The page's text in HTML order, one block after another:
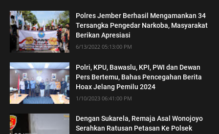
Polres Jember Berhasil Mengamankan 34
Tersangka Pengedar Narkoba, Masyarakat
Berikan Apresiasi
6/13/2022 05:13:00 PM
Polri, KPU, Bawaslu, KPI, PWI dan Dewan
Pers Bertemu, Bahas Pencegahan Berita
Hoax Jelang Pemilu 2024
1/10/2023 06:41:00 PM
Dengan Sukarela, Remaja Asal Wonojoyo
Serahkan Ratusan Petasan Ke Polsek